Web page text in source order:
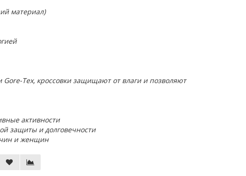
материал)
Gore-Tex, кроссовки защищают от влаги и позволяют
активности
защиты и долговечности
и женщин